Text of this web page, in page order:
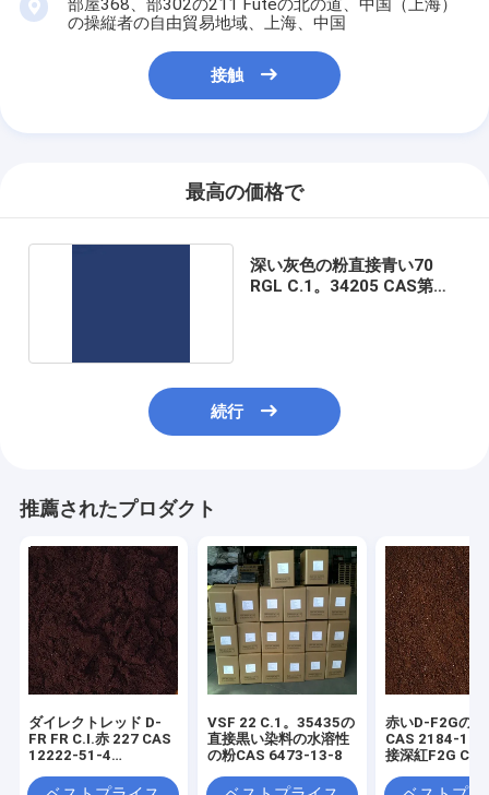
の操縦者の自由貿易地域、上海、中国
接触
最高の価格で
深い灰色の粉直接青い70
RGL C.1。34205 CAS第
続行
推薦されたプロダクト
ダイレクトレッド D-
FR FR C.I.赤 227 CAS
12222-51-4
VSF 22 C.1。35435の
直接黒い染料の水溶性
の粉CAS 6473-13-8
赤いD-F2Gの
CAS 2184-11-
接深紅F2G C.I.